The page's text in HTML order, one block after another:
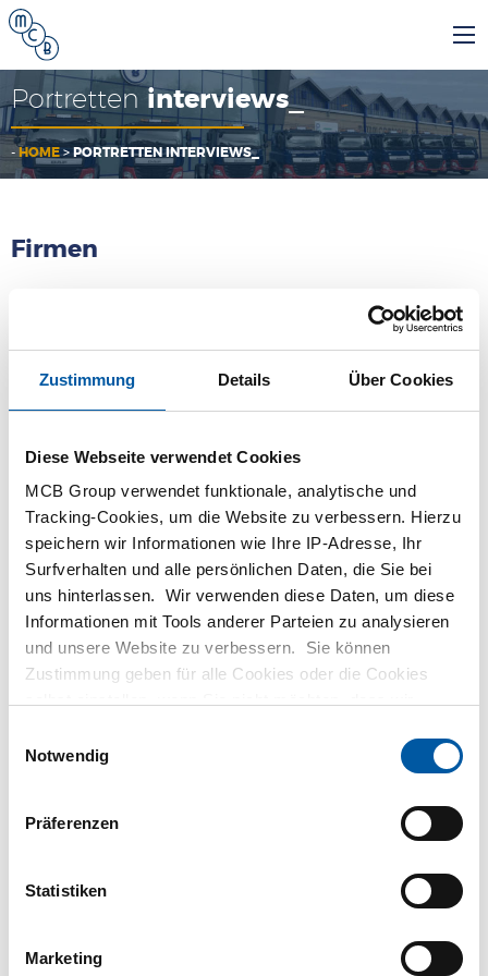
Zustimmung Details Über Cookies
Diese Webseite verwendet Cookies
MCB Group verwendet funktionale, analytische und
Tracking-Cookies, um die Website zu verbessern. Hierzu
speichern wir Informationen wie Ihre IP-Adresse, Ihr
Surfverhalten und alle persönlichen Daten, die Sie bei
uns hinterlassen. Wir verwenden diese Daten, um diese
Informationen mit Tools anderer Parteien zu analysieren
und unsere Website zu verbessern. Sie können
Zustimmung geben für alle Cookies oder die Cookies
Informationen zu den von uns gespeicherten Cookies und
den Parteien mit denen wir zusammenarbeiten, finden
hier
unsere Richtlinien an.
Notwendig
Präferenzen
Statistiken
Marketing
Portretteninterviews_
-HOME> PORTRETTEN INTERVIEWS_
Firmen
MCB Specials
MCB Direct
MetaalService
Testas